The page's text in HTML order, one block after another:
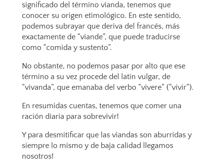
significado del término vianda, tenemos que
conocer su origen etimológico. En este sentido,
podemos subrayar que deriva del francés, más
exactamente de “viande”, que puede traducirse
como “comida y sustento”.
No obstante, no podemos pasar por alto que ese
término a su vez procede del latín vulgar, de
“vivanda”, que emanaba del verbo “vivere” (“vivir”).
En resumidas cuentas, tenemos que comer una
ración diaria para sobrevivir!
Y para desmitificar que las viandas son aburridas y
siempre lo mismo y de baja calidad llegamos
nosotros!